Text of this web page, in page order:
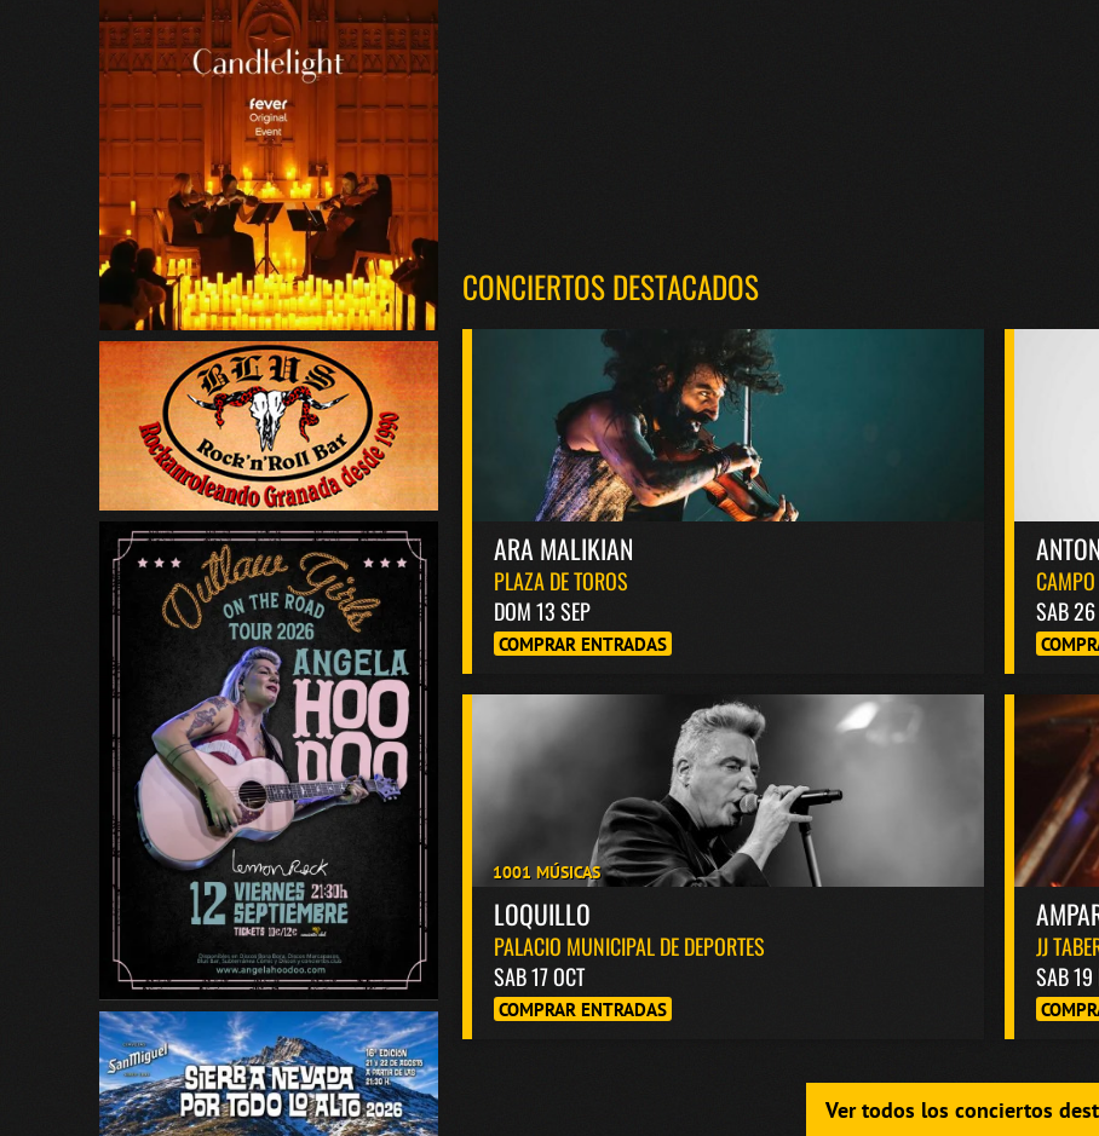
CONCIERTOS DESTACADOS
ARA MALIKIAN
PLAZA DE TOROS
DOM 13 SEP
COMPRAR ENTRADAS
SAB 26
1001 MÚSICAS
LOQUILLO
PALACIO MUNICIPAL DE DEPORTES
SAB 17 OCT
COMPRAR ENTRADAS
JJ
SAB 19
Ver todos los conciertos